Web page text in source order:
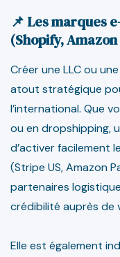
📌 Les marques
(Shopify,
Créer une LLC ou
atout stratégique
l’international. Que
ou en dropshipping,
d’activer facilement
(Stripe US, Amazon
partenaires
crédibilité auprès de
Elle est également